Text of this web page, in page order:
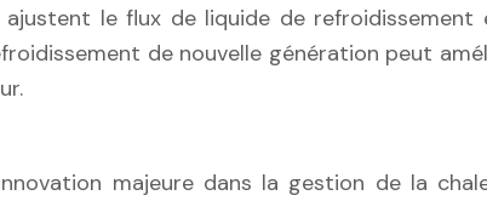
le flux de liquide de
de nouvelle génération peut
majeure dans la gestion de la